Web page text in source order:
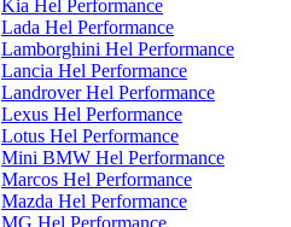
Kia Hel Performance
Lada Hel Performance
Lamborghini Hel Performance
Lancia Hel Performance
Landrover Hel Performance
Lexus Hel Performance
Lotus Hel Performance
Mini BMW Hel Performance
Marcos Hel Performance
Mazda Hel Performance
MG Hel Performance